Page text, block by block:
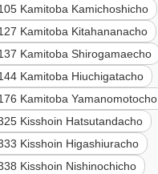
Kamitoba Kamichoshicho
Kamitoba Kitahananacho
Kamitoba Shirogamaecho
Kamitoba Hiuchigatacho
Kamitoba Yamanomotocho
Kisshoin Hatsutandacho
Kisshoin Higashiuracho
Kisshoin Nishinochicho